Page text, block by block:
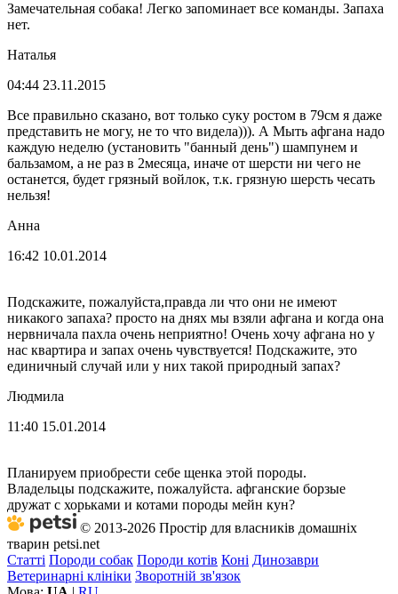
Замечательная собака! Легко запоминает все команды. Запаха
нет.
Наталья
04:44 23.11.2015
Все правильно сказано, вот только суку ростом в 79см я даже
представить не могу, не то что видела))). А Мыть афгана надо
каждую неделю (установить "банный день") шампунем и
бальзамом, а не раз в 2месяца, иначе от шерсти ни чего не
останется, будет грязный войлок, т.к. грязную шерсть чесать
нельзя!
Анна
16:42 10.01.2014
Подскажите, пожалуйста,правда ли что они не имеют
никакого запаха? просто на днях мы взяли афгана и когда она
нервничала пахла очень неприятно! Очень хочу афгана но у
нас квартира и запах очень чувствуется! Подскажите, это
единичный случай или у них такой природный запах?
Людмила
11:40 15.01.2014
Планируем приобрести себе щенка этой породы.
Владельцы подскажите, пожалуйста. афганские борзые
дружат с хорьками и котами породы мейн кун?
© 2013-2026 Простір для власників домашніх
тварин petsi.net
Статті Породи собак Породи котів Коні Динозаври
Ветеринарні клініки Зворотній зв'язок